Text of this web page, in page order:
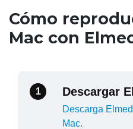
Cómo
Mac con
1 Descargar
Descarga
Mac.